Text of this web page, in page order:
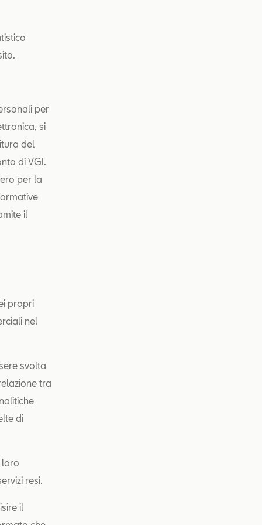
per
si
del
di VGI.
per la
il
propri
nel
svolta
tra
di
loro
resi.
il